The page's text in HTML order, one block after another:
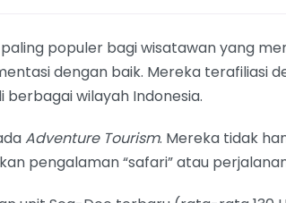
populer bagi wisatawan yang
dengan baik. Mereka terafiliasi
berbagai wilayah Indonesia.
Adventure Tourism. Mereka tidak
pengalaman “safari” atau